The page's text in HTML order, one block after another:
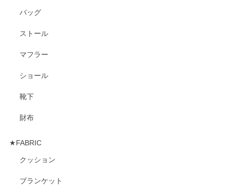
バッグ
ストール
マフラー
ショール
靴下
財布
★FABRIC
クッション
ブランケット